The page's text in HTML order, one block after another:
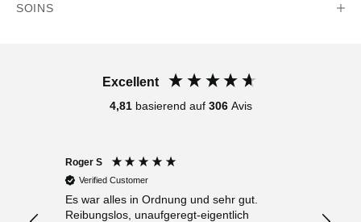
SOINS
Excellent
4,81 basierend auf 306 Avis
Roger S
Verified Customer
Es war alles in Ordnung und sehr gut.
Reibungslos, unaufgeregt-eigentlich